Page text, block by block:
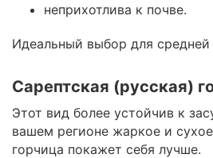
неприхотлива к почве.
Идеальный выбор для
Сарептская (русская)
Этот вид более устойчив к
вашем регионе жаркое и
горчица покажет себя лучше.